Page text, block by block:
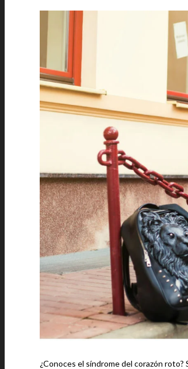
¿Conoces el síndrome del corazón roto? Sin duda alguna estar en cuarentena nos ha afectado de manera considerable, no solo de forma